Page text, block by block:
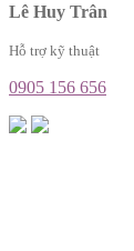
Lê Huy Trân
Hỗ trợ kỹ thuật
0905 156 656